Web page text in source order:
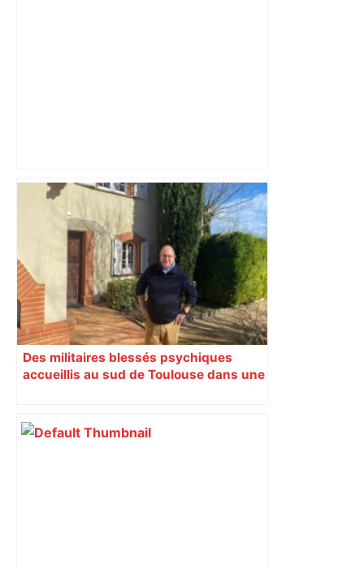
ENTRETIEN. Municipales 2026 à
Toulouse : sous le feu des critiques,
Briançon assume son alliance avec
Piquemal, "ce n’est pas un accord de
postes" – ladepeche.fr
Des militaires blessés psychiques
accueillis au sud de Toulouse dans une